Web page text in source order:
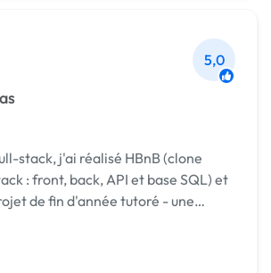
5,0
stack, j'ai réalisé HBnB (clone
: front, back, API et base SQL) et
de fin d'année tutoré - une